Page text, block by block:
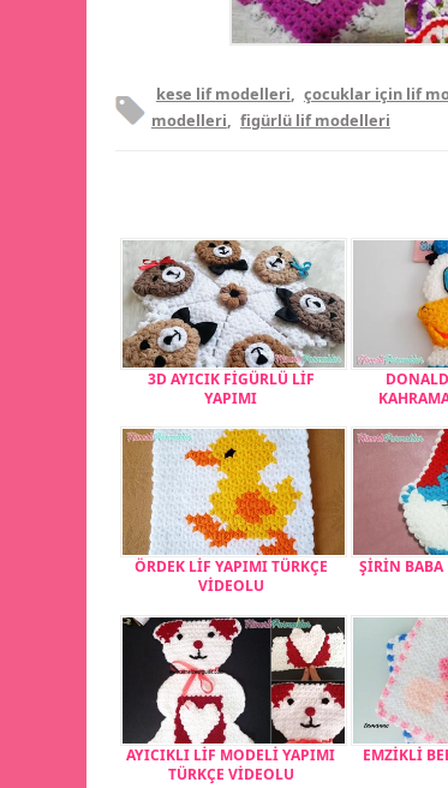
kese lif modelleri, çocuklar için lif
modelleri, figürlü lif modelleri
3D AYICIK FİGÜRLÜ LİF
YAPIMI
ÖRDEK LİF YAPIMI TÜRKÇE
VİDEOLU
ŞİRİN BABA
AYICIKLI LİF MODELİ YAPIMI
TÜRKÇE VİDEOLU
EMZİKLİ